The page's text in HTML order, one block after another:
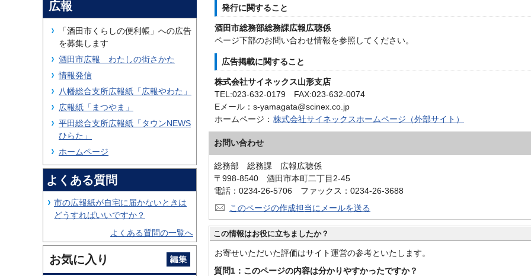
発行に関すること
酒田市総務部総務課広報広聴係
ページ下部のお問い合わせ情報を参照してください。
広告掲載に関すること
株式会社サイネックス山形支店
TEL:023-632-0179 FAX:023-632-0074
Eメール：s-yamagata@scinex.co.jp
ホームページ： 株式会社サイネックスホームページ（外部サイト）
お問い合わせ
総務部 総務課 広報広聴係
〒998-8540 酒田市本町二丁目2-45
電話：0234-26-5706 ファックス：0234-26-3688
このページの作成担当にメールを送る
この情報はお役に立ちましたか？
お寄せいただいた評価はサイト運営の参考といたします。
質問1：このページの内容は分かりやすかったですか？
広報
「酒田市くらしの便利帳」への広告
を募集します
酒田市広報 わたしの街さかた
情報発信
八幡総合支所広報紙「広報やわた」
広報紙「まつやま」
平田総合支所広報紙「タウンNEWS
ひらた」
ホームページ
よくある質問
市の広報紙が自宅に届かないときは
どうすればいいですか？
よくある質問の一覧へ
お気に入り